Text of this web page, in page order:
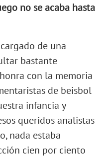
no se acaba hasta
de una
bastante
con la memoria
de beisbol
infancia y
queridos analistas
nada estaba
cien por ciento